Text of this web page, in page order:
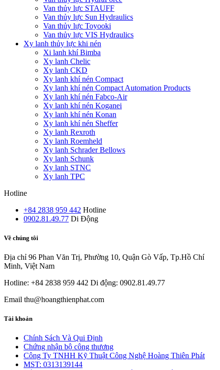
Van thủy lực STAUFF
Van thủy lực Sun Hydraulics
Van thủy lực Toyooki
Van thủy lực VIS Hydraulics
Xy lanh thủy lực khi nén
Xi lanh khí Bimba
Xy lanh Chelic
Xy lanh CKD
Xy lanh khí nén Compact
Xy lanh khí nén Compact Automation Products
Xy lanh khí nén Fabco-Air
Xy lanh khí nén Koganei
Xy lanh khí nén Konan
Xy lanh khí nén Sheffer
Xy lanh Rexroth
Xy lanh Roemheld
Xy lanh Schrader Bellows
Xy lanh Schunk
Xy lanh STNC
Xy lanh TPC
Hotline
+84 2838 959 442 Hotline
0902.81.49.77 Di Động
Về chúng tôi
Địa chỉ 96 Phan Văn Trị, Phường 10, Quận Gò Vấp, Tp.Hồ Chí
Minh, Việt Nam
Hotline: +84 2838 959 442 Di động: 0902.81.49.77
Email thu@hoangthienphat.com
Tài khoản
Chính Sách Và Qui Định
Chứng nhận bộ công thương
Công Ty TNHH Kỹ Thuật Công Nghệ Hoàng Thiên Phát
MST: 0313139144